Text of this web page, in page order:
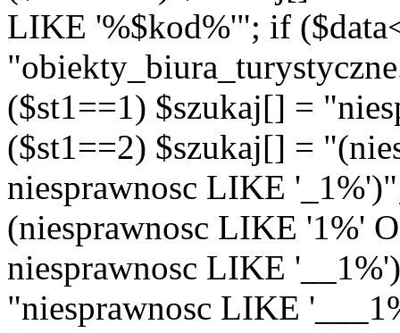
LIKE '%$kod%'"; if
($st1==1) $szukaj[] =
($st1==2) $szukaj[] =
niesprawnosc LIKE
(niesprawnosc LIKE '1%'
niesprawnosc LIKE
"niesprawnosc LIKE